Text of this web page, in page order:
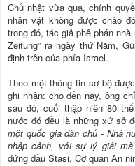
Chủ nhật vừa qua, chính
nhân vật không được chào
trong đó, tác giả phê phán
Zeitung” ra ngày thứ Năm,
định trên của phía Israel.
Theo một thông tin sơ bộ
ghi nhận: cho đến nay, ông
sau đó, cuối thập niên 80
nước đó đều là những xứ sở
một quốc gia dân chủ - Nhà
nhập cảnh, với sự lý giải
đứng đầu Stasi, Cơ quan An